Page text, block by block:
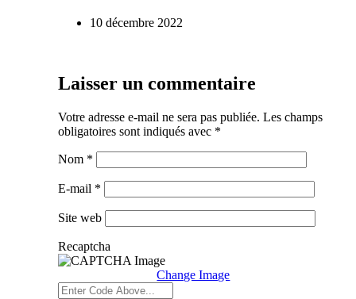
10 décembre 2022
Laisser un commentaire
Votre adresse e-mail ne sera pas publiée. Les champs
obligatoires sont indiqués avec *
Nom *
E-mail *
Site web
Recaptcha
Change Image